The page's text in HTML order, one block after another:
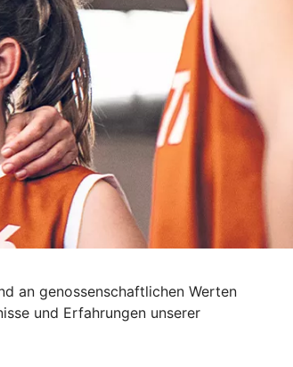
an genossenschaftlichen Werten
und Erfahrungen unserer